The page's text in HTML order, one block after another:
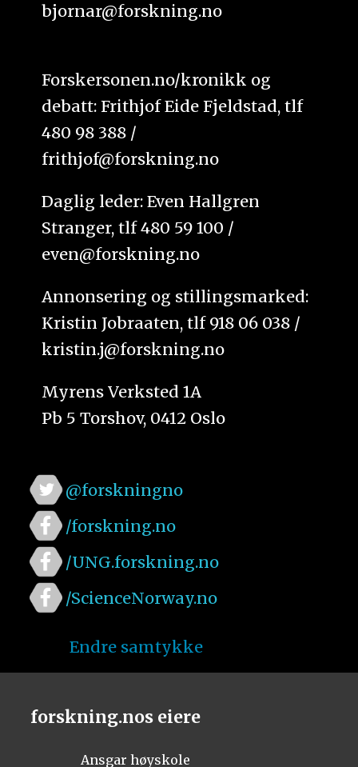
bjornar@forskning.no
Forskersonen.no/kronikk og
debatt: Frithjof Eide Fjeldstad, tlf
480 98 388 /
frithjof@forskning.no
Daglig leder: Even Hallgren
Stranger, tlf 480 59 100 /
even@forskning.no
Annonsering og stillingsmarked:
Kristin Jobraaten, tlf 918 06 038 /
kristin.j@forskning.no
Myrens Verksted 1A
Pb 5 Torshov, 0412 Oslo
@forskningno
/forskning.no
/UNG.forskning.no
/ScienceNorway.no
Endre samtykke
forskning.nos eiere
Ansgar høyskole